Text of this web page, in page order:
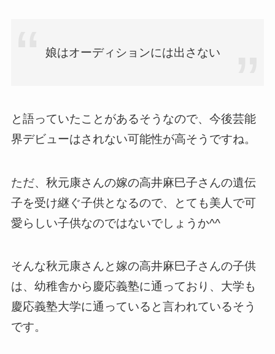
娘はオーディションには出さない
と語っていたことがあるそうなので、今後芸能
界デビューはされない可能性が高そうですね。
ただ、秋元康さんの嫁の高井麻巳子さんの遺伝
子を受け継ぐ子供となるので、とても美人で可
愛らしい子供なのではないでしょうか^^
そんな秋元康さんと嫁の高井麻巳子さんの子供
は、幼稚舎から慶応義塾に通っており、大学も
慶応義塾大学に通っていると言われているそう
です。